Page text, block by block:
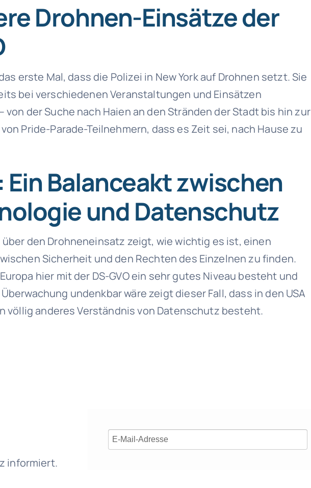
Drohnen-Einsätze der
erste Mal, dass die Polizei in New York auf Drohnen setzt. Sie
bei verschiedenen Veranstaltungen und Einsätzen
von der Suche nach Haien an den Stränden der Stadt bis hin zur
Pride-Parade-Teilnehmern, dass es Zeit sei, nach Hause zu
Ein Balanceakt zwischen
und Datenschutz
über den Drohneneinsatz zeigt, wie wichtig es ist, einen
Sicherheit und den Rechten des Einzelnen zu finden.
hier mit der DS-GVO ein sehr gutes Niveau besteht und
undenkbar wäre zeigt dieser Fall, dass in den USA
völlig anderes Verständnis von Datenschutz besteht.
informiert.